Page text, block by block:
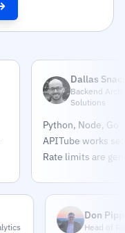
Dallas
Backend
Solutions
Python, Node, Go
APITube works
Rate limits are
Don Pippert
Head of